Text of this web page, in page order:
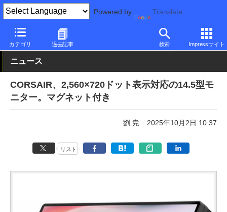
Powered by Translate
カテゴリ 過去記事 検索 Impressサイト
PC Watch 半導体/周辺機器 その他
ニュース
CORSAIR、2,560×720ドット表示対応の14.5型モ
ニター。マグネット付き
劉 尭 2025年10月2日 10:37
リスト